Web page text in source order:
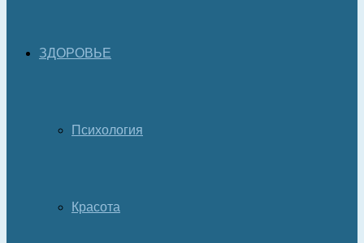
ЗДОРОВЬЕ
Психология
Красота